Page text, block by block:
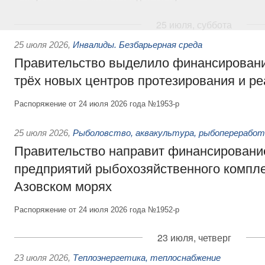
25 июля 2026, Инвалиды. Безбарьерная среда
Правительство выделило
трёх новых центров протезирования и
Распоряжение от 24 июля 2026 года №1953-р
25 июля 2026, Рыболовство, аквакультура,
Правительство направит
предприятий рыбохозяйственного
Азовском морях
Распоряжение от 24 июля 2026 года №1952-р
23 июля, четверг
23 июля 2026, Теплоэнергетика, теплоснабжение